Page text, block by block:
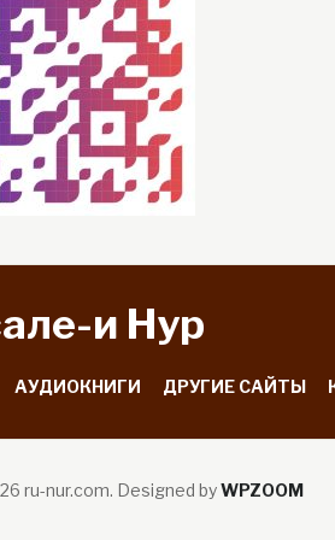
и Hyp
АУДИОКНИГИ ДРУГИЕ САЙТЫ
ru-nur.com. Designed byWPZOOM